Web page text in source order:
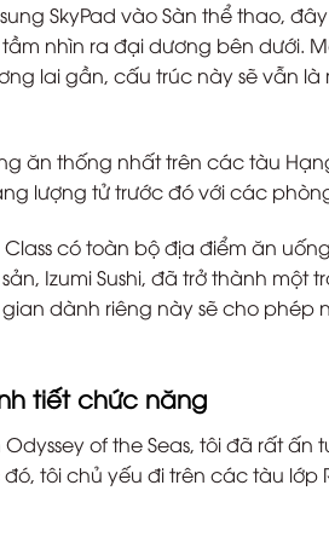
SkyPad vào Sàn thể thao,
nhìn ra đại dương bên dưới.
lai gần, cấu trúc này sẽ vẫn
ăn thống nhất trên các tàu
lượng tử trước đó với các
có toàn bộ địa điểm ăn
Izumi Sushi, đã trở thành một
dành riêng này sẽ cho
tiết chức năng
of the Seas, tôi đã rất
tôi chủ yếu đi trên các tàu